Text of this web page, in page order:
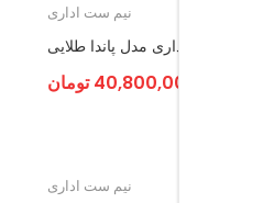
نیم ست اداری
مبل نیم ست اداری مدل پاندا طلایی
40,800,000 تومان
نیم ست اداری